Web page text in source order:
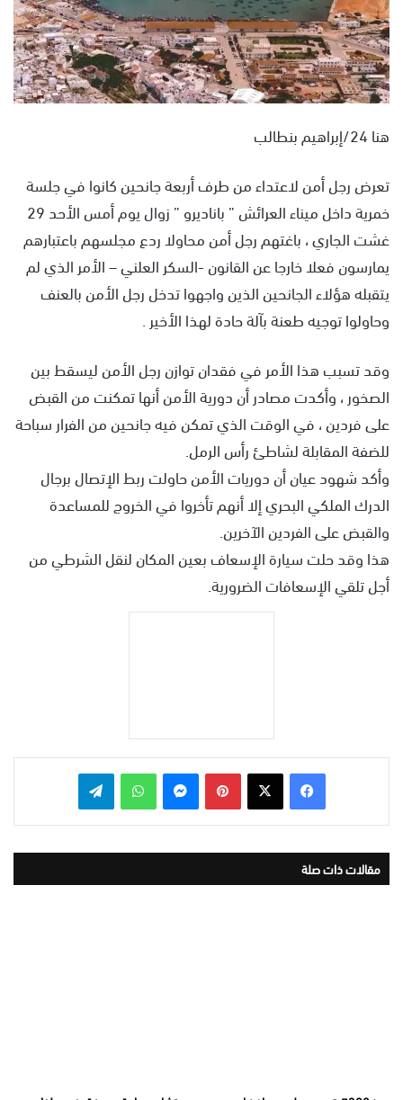
ا
إ
ل
ك
ت
و
ي
هنا 24/إبراهيم بنطالب
تعرض رجل أمن لاعتداء من طرف أربعة جانحين كانوا في جلسة
خمرية داخل ميناء العرائش ” باناديرو ” زوال يوم أمس الأحد 29
غشت الجاري ، باغتهم رجل أمن محاولا ردع مجلسهم باعتبارهم
يمارسون فعلا خارجا عن القانون -السكر العلني – الأمر الذي لم
يتقبله هؤلاء الجانحين الذين واجهوا تدخل رجل الأمن بالعنف
وحاولوا توجيه طعنة بآلة حادة لهذا الأخير .
وقد تسبب هذا الأمر في فقدان توازن رجل الأمن ليسقط بين
الصخور ، وأكدت مصادر أن دورية الأمن أنها تمكنت من القبض
على فردين ، في الوقت الذي تمكن فيه جانحين من الفرار سباحة
للضفة المقابلة لشاطئ رأس الرمل.
وأكد شهود عيان أن دوريات الأمن حاولت ربط الإتصال برجال
الدرك الملكي البحري إلا أنهم تأخروا في الخروج للمساعدة
والقبض على الفردين الآخرين.
هذا وقد حلت سيارة الإسعاف بعين المكان لنقل الشرطي من
أجل تلقي الإسعافات الضرورية.
بينتيريست واتساب
مقالات ذات صلة